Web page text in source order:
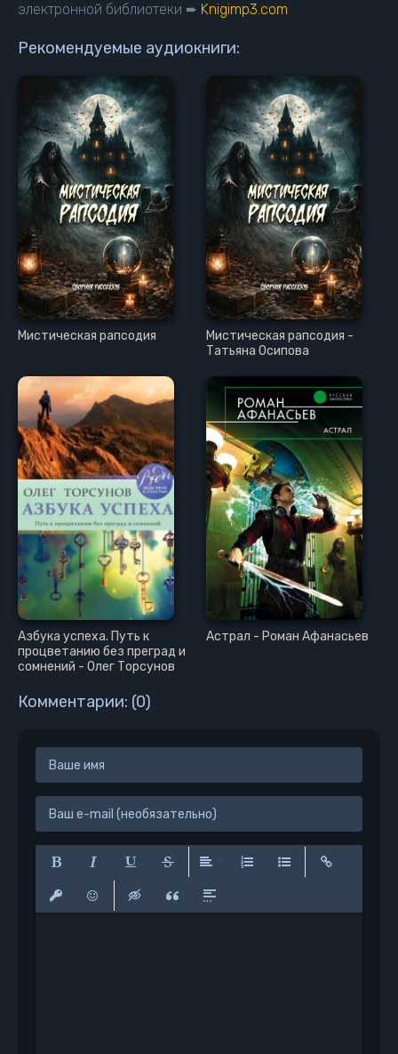
16
20
21
22
электронной библиотеки ➨ Knigimp3.com
Рекомендуемые аудиокниги:
Мистическая рапсодия
Мистическая рапсодия -
Татьяна Осипова
Азбука успеха. Путь к
процветанию без преград и
сомнений - Олег Торсунов
Астрал - Роман Афанасьев
Комментарии: (0)
Полужирный
Курсив Подчеркнутый
ЗачеркнутыйВыравнивание